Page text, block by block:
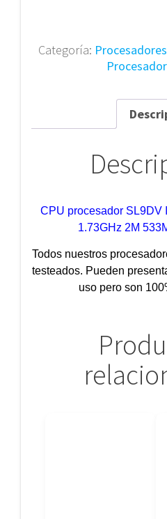
Categoría: Procesadores
Procesador
CPU procesador SL9DV
1.73GHz 2M
Todos nuestros
testeados. Pueden
uso pero son